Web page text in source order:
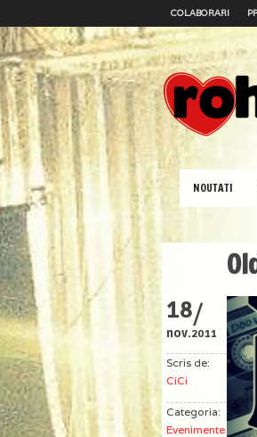
COLABORARI
NOUTATI
18/
nov.2011
Scris de:
CiCi
Categoria:
Evenimente